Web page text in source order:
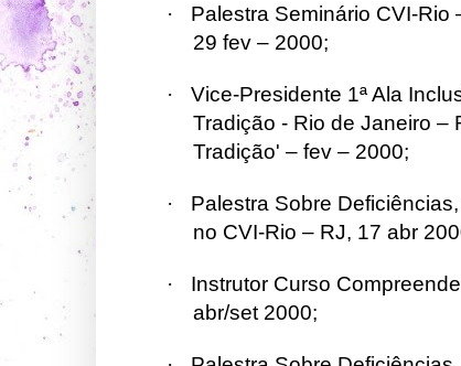
·
Palestra Seminário CVI-
29 fev – 2000;
·
Vice-Presidente 1ª Ala
Tradição - Rio de Janeiro –
Tradição' – fev – 2000;
·
Palestra Sobre
no CVI-Rio – RJ, 17 abr
·
Instrutor Curso
abr/set 2000;